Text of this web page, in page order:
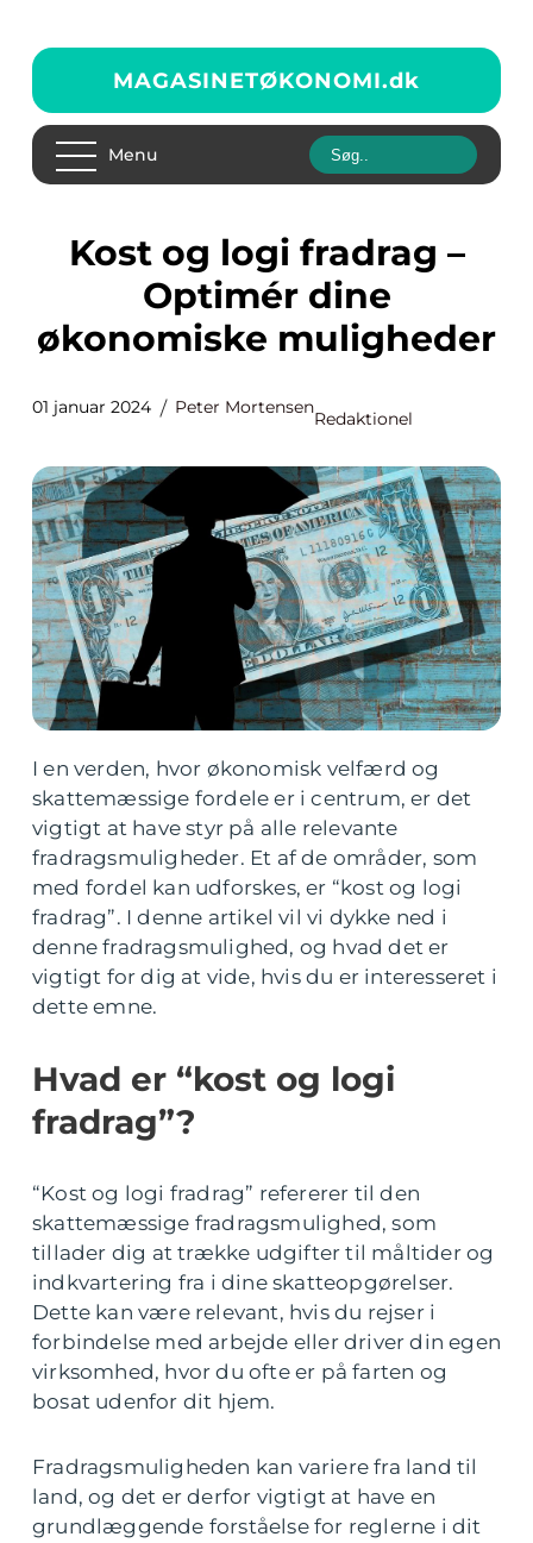
MAGASINETØKONOMI.dk
Menu
Kost og logi fradrag –
Optimér dine
økonomiske muligheder
01 januar 2024 Peter Mortensen
Redaktionel
I en verden, hvor økonomisk velfærd og
skattemæssige fordele er i centrum, er det
vigtigt at have styr på alle relevante
fradragsmuligheder. Et af de områder, som
med fordel kan udforskes, er “kost og logi
fradrag”. I denne artikel vil vi dykke ned i
denne fradragsmulighed, og hvad det er
vigtigt for dig at vide, hvis du er interesseret i
dette emne.
Hvad er “kost og logi
fradrag”?
“Kost og logi fradrag” refererer til den
skattemæssige fradragsmulighed, som
tillader dig at trække udgifter til måltider og
indkvartering fra i dine skatteopgørelser.
Dette kan være relevant, hvis du rejser i
forbindelse med arbejde eller driver din egen
virksomhed, hvor du ofte er på farten og
bosat udenfor dit hjem.
Fradragsmuligheden kan variere fra land til
land, og det er derfor vigtigt at have en
grundlæggende forståelse for reglerne i dit